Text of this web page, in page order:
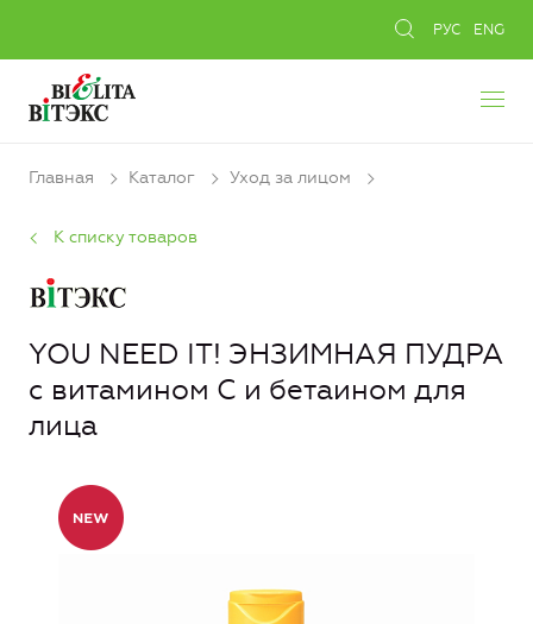
РУС ENG
Главная Каталог Уход за лицом
К списку товаров
YOU NEED IT! ЭНЗИМНАЯ ПУДРА
с витамином С и бетаином для
лица